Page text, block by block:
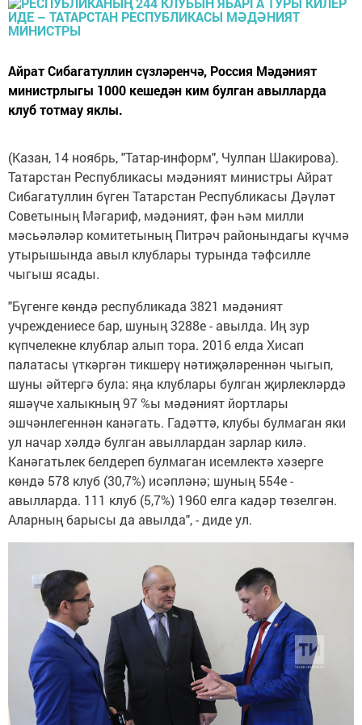
Айрат Сибагатуллин сүзләренчә, Россия Мәдәният
министрлыгы 1000 кешедән ким булган авылларда
клуб тотмау яклы.
(Казан, 14 ноябрь, "Татар-информ", Чулпан Шакирова).
Татарстан Республикасы мәдәният министры Айрат
Сибагатуллин бүген Татарстан Республикасы Дәүләт
Советының Мәгариф, мәдәният, фән һәм милли
мәсьәләләр комитетының Питрәч районындагы күчмә
утырышында авыл клублары турында тәфсилле
чыгыш ясады.
"Бүгенге көндә республикада 3821 мәдәният
учреждениесе бар, шуның 3288е - авылда. Иң зур
күпчелекне клублар алып тора. 2016 елда Хисап
палатасы үткәргән тикшерү нәтиҗәләреннән чыгып,
шуны әйтергә була: яңа клублары булган җирлекләрдә
яшәүче халыкның 97 %ы мәдәният йортлары
эшчәнлегеннән канәгать. Гадәттә, клубы булмаган яки
ул начар хәлдә булган авыллардан зарлар килә.
Канәгатьлек белдереп булмаган исемлектә хәзерге
көндә 578 клуб (30,7%) исәпләнә; шуның 554е -
авылларда. 111 клуб (5,7%) 1960 елга кадәр төзелгән.
Аларның барысы да авылда", - диде ул.